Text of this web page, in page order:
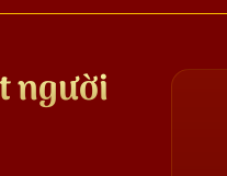
người